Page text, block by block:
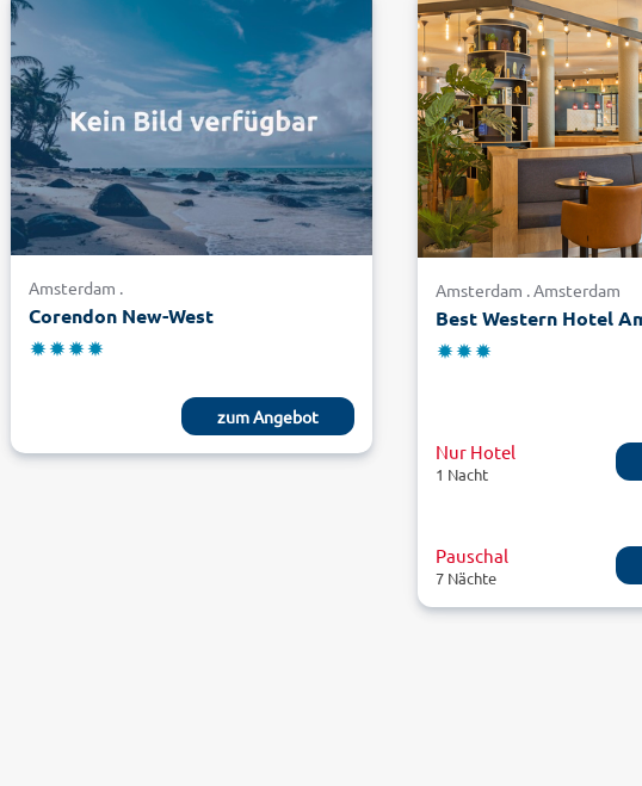
Amsterdam .
Corendon New-West
zum Angebot
Amsterdam . Amsterdam
Best Western Hotel
Nur Hotel
1 Nacht
Pauschal
7 Nächte